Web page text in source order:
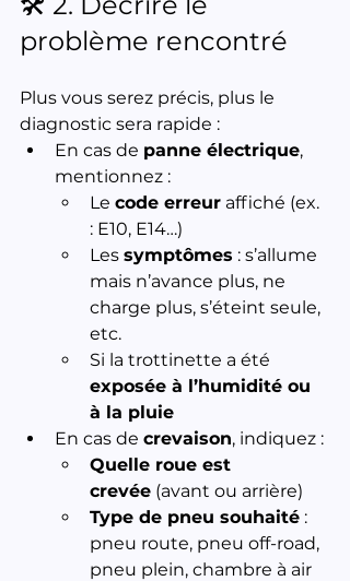
problème rencontré
Plus vous serez précis, plus le
diagnostic sera rapide :
En cas de panne électrique,
mentionnez :
Le code erreur affiché (ex.
: E10, E14…)
Les symptômes : s’allume
mais n’avance plus, ne
charge plus, s’éteint seule,
etc.
Si la trottinette a été
exposée à l’humidité ou
à la pluie
En cas de crevaison, indiquez :
Quelle roue est
crevée (avant ou arrière)
Type de pneu souhaité :
pneu route, pneu off-road,
pneu plein, chambre à air